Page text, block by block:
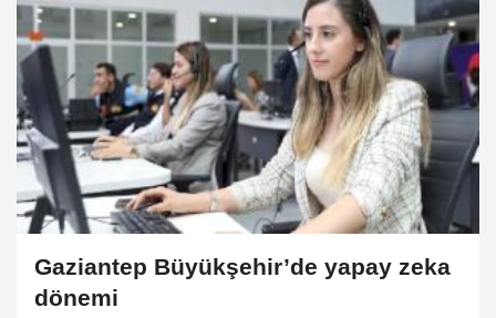
Gaziantep Büyükşehir’de yapay zeka
dönemi